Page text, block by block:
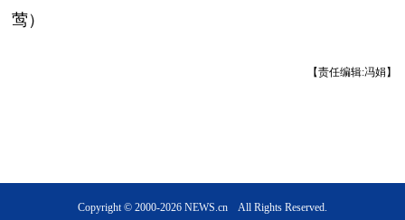
莺）
【责任编辑:冯娟】
Copyright © 2000-2026 NEWS.cn All Rights Reserved.